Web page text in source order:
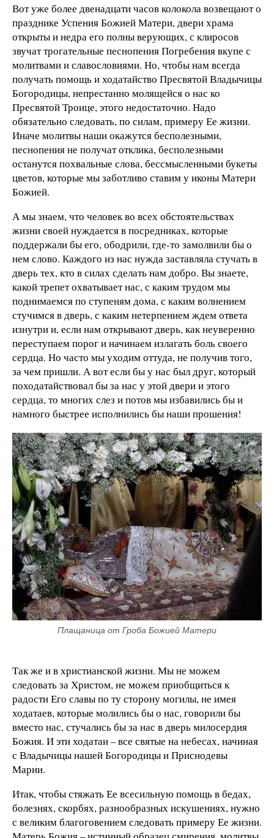
Вот уже более двенадцати часов колокола возвещают о
празднике Успения Божией Матери, двери храма
открыты и недра его полны верующих, с клиросов
звучат трогательные песнопения Погребения вкупе с
молитвами и славословиями. Но, чтобы нам всегда
получать помощь и ходатайство Пресвятой Владычицы
Богородицы, непрестанно молящейся о нас ко
Пресвятой Троице, этого недостаточно. Надо
обязательно следовать, по силам, примеру Ее жизни.
Иначе молитвы наши окажутся бесполезными,
песнопения не получат отклика, бесполезными
останутся похвальные слова, бессмысленными букеты
цветов, которые мы заботливо ставим у иконы Матери
Божией.
А мы знаем, что человек во всех обстоятельствах
жизни своей нуждается в посредниках, которые
поддержали бы его, ободрили, где-то замолвили бы о
нем слово. Каждого из нас нужда заставляла стучать в
дверь тех, кто в силах сделать нам добро. Вы знаете,
какой трепет охватывает нас, с каким трудом мы
поднимаемся по ступеням дома, с каким волнением
стучимся в дверь, с каким нетерпением ждем ответа
изнутри и, если нам открывают дверь, как неуверенно
переступаем порог и начинаем излагать боль своего
сердца. Но часто мы уходим оттуда, не получив того,
за чем пришли. А вот если бы у нас был друг, который
походатайствовал бы за нас у этой двери и этого
сердца, то многих слез и потов мы избавились бы и
намного быстрее исполнились бы наши прошения!
Плащаница от Гроба Божией Матери
Так же и в христианской жизни. Мы не можем
следовать за Христом, не можем приобщиться к
радости Его славы по ту сторону могилы, не имея
ходатаев, которые молились бы о нас, говорили бы
вместо нас, стучались бы за нас в дверь милосердия
Божия. И эти ходатаи – все святые на небесах, начиная
с Владычицы нашей Богородицы и Приснодевы
Марии.
Итак, чтобы стяжать Ее всесильную помощь в бедах,
болезнях, скорбях, разнообразных искушениях, нужно
с великим благоговением следовать примеру Ее жизни.